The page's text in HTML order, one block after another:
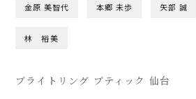
金原 美智代 本郷 未歩 矢部 誠
林 裕美
ブライトリング ブティック 仙台